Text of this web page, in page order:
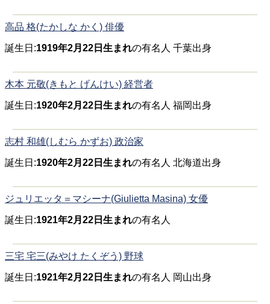
高品 格(たかしな かく) 俳優
誕生日:1919年2月22日生まれの有名人 千葉出身
木本 元敬(きもと げんけい) 経営者
誕生日:1920年2月22日生まれの有名人 福岡出身
志村 和雄(しむら かずお) 政治家
誕生日:1920年2月22日生まれの有名人 北海道出身
ジュリエッタ＝マシーナ(Giulietta Masina) 女優
誕生日:1921年2月22日生まれの有名人
三宅 宅三(みやけ たくぞう) 野球
誕生日:1921年2月22日生まれの有名人 岡山出身